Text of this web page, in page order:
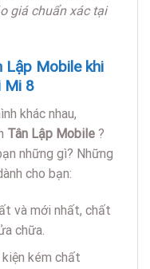
giá chuẩn xác tại
Lập Mobile khi
Mi 8
khác nhau,
Tân Lập Mobile ?
những gì? Những
cho bạn:
và mới nhất, chất
chữa.
kém chất